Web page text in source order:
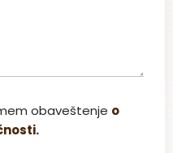
obaveštenje o